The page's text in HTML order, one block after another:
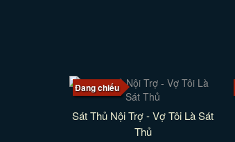
Đang chiếu
Sát Thủ Nội Trợ - Vợ Tôi Là Sát
Thủ